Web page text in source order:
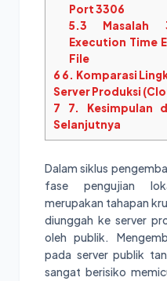
Port 3306
5.3 Masalah
Execution Time
File
6 6. Komparasi
Server Produksi
7 7. Kesimpulan
Selanjutnya
Dalam siklus
fase pengujian
merupakan tahapan
diunggah ke server
oleh publik.
pada server publik
sangat berisiko